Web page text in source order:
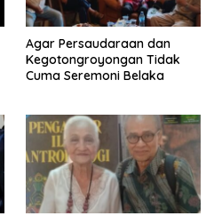
Agar Persaudaraan dan
Kegotongroyongan Tidak
Cuma Seremoni Belaka